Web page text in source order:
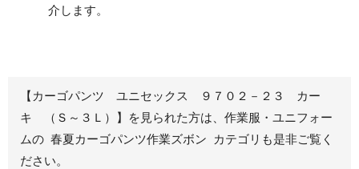
ブルゾン
ジャンパー
秋冬長袖
介します。
【カーゴパンツ ユニセックス ９７０２－２３ カー
キ （Ｓ～３Ｌ）】を見られた方は、作業服・ユニフォー
ムの 春夏カーゴパンツ作業ズボン カテゴリも是非ご覧く
ださい。